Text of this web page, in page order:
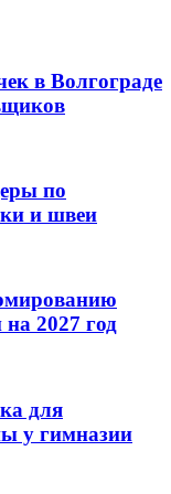
в Волгограде
по
и швеи
2027 год
для
у гимназии